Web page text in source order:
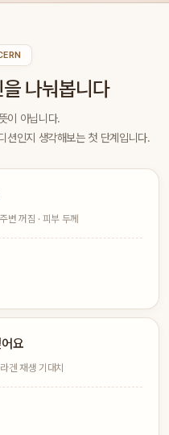
나눠봅니다
이 아닙니다.
션인지 생각해보는 첫 단계입니다.
변 꺼짐 · 피부 두께
요
겐 재생 기대치